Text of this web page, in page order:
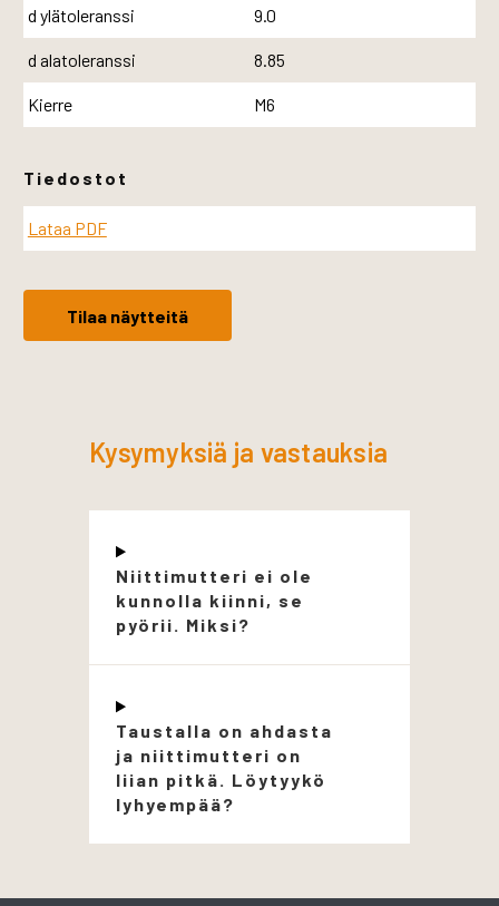
d ylätoleranssi 9.0
d alatoleranssi 8.85
Kierre M6
Tiedostot
Lataa PDF
Tilaa näytteitä
Kysymyksiä ja vastauksia
Niittimutteri ei ole
kunnolla kiinni, se
pyörii. Miksi?
Taustalla on ahdasta
ja niittimutteri on
liian pitkä. Löytyykö
lyhyempää?